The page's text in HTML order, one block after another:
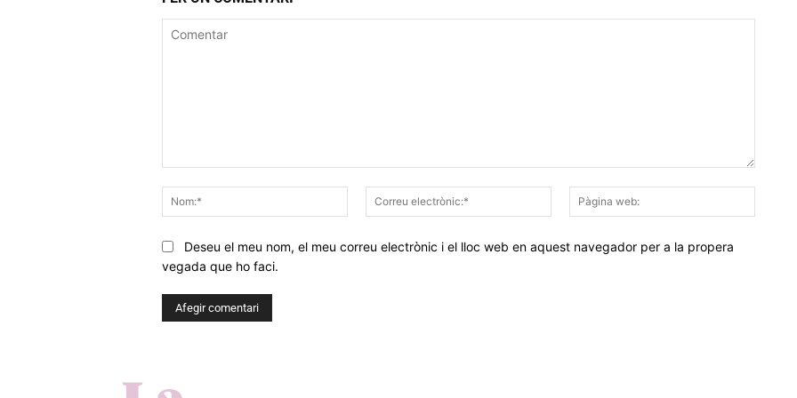
Nom:*
Correu
electrònic:*
web:
Deseu el meu nom, el meu correu electrònic i el lloc web en aquest navegador per a la propera
vegada que ho faci.